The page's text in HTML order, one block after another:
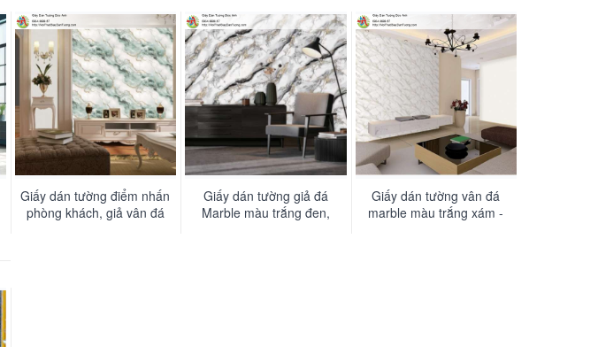
Giấy dán tường điểm nhấn
phòng khách, giả vân đá
Giấy dán tường giả đá
Marble màu trắng đen,
Giấy dán tường vân đá
marble màu trắng xám -